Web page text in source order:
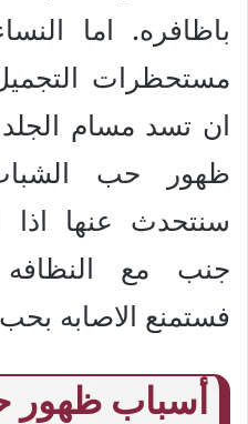
باظافره. اما
مستحظرات
ان تسد مسام
ظهور حب
سنتحدث عنها اذا
جنب مع النظافه
فستمنع الاصابه
أسباب ظهور